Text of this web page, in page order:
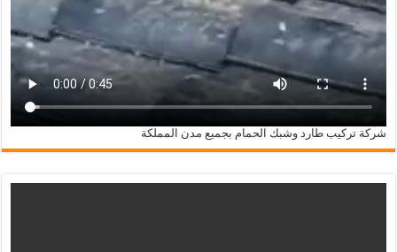
شركة تركيب طارد وشبك الحمام بجميع مدن المملكة